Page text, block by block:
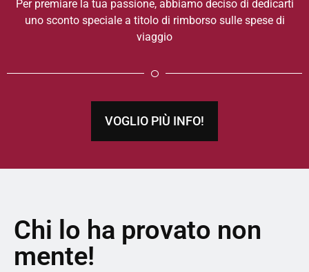
Per premiare la tua passione, abbiamo deciso di dedicarti
uno sconto speciale a titolo di rimborso sulle spese di
viaggio
VOGLIO PIÙ INFO!
Chi lo ha provato non
mente!